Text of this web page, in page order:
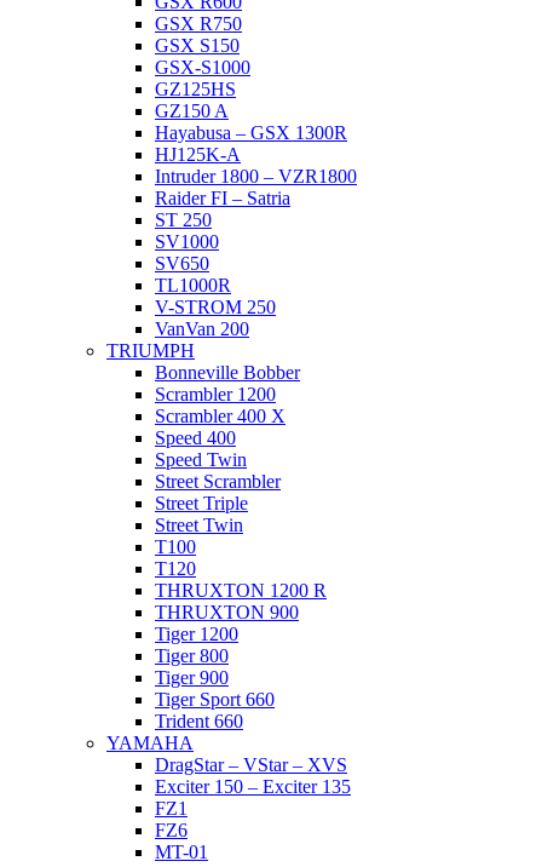
GSX R750
GSX S150
GSX-S1000
GZ125HS
GZ150 A
Hayabusa – GSX 1300R
HJ125K-A
Intruder 1800 – VZR1800
Raider FI – Satria
ST 250
SV1000
SV650
TL1000R
V-STROM 250
VanVan 200
TRIUMPH
Bonneville Bobber
Scrambler 1200
Scrambler 400 X
Speed 400
Speed Twin
Street Scrambler
Street Triple
Street Twin
T100
T120
THRUXTON 1200 R
THRUXTON 900
Tiger 1200
Tiger 800
Tiger 900
Tiger Sport 660
Trident 660
YAMAHA
DragStar – VStar – XVS
Exciter 150 – Exciter 135
FZ1
FZ6
MT-01